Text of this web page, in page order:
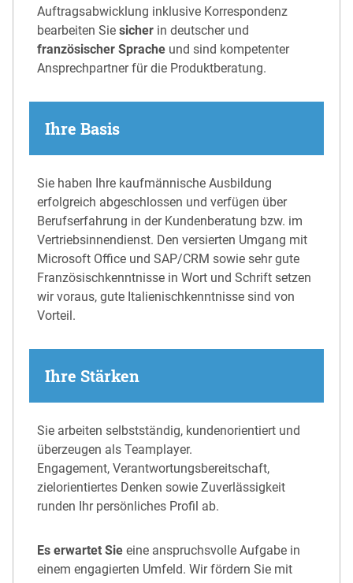
Auftragsabwicklung inklusive Korrespondenz
bearbeiten Sie sicher in deutscher und
französischer Sprache und sind kompetenter
Ansprechpartner für die Produktberatung.
Ihre Basis
Sie haben Ihre kaufmännische Ausbildung
erfolgreich abgeschlossen und verfügen über
Berufserfahrung in der Kundenberatung bzw. im
Vertriebsinnendienst. Den versierten Umgang mit
Microsoft Office und SAP/CRM sowie sehr gute
Französischkenntnisse in Wort und Schrift setzen
wir voraus, gute Italienischkenntnisse sind von
Vorteil.
Ihre Stärken
Sie arbeiten selbstständig, kundenorientiert und
überzeugen als Teamplayer.
Engagement, Verantwortungsbereitschaft,
zielorientiertes Denken sowie Zuverlässigkeit
runden Ihr persönliches Profil ab.
Es erwartet Sie eine anspruchsvolle Aufgabe in
einem engagierten Umfeld. Wir fördern Sie mit